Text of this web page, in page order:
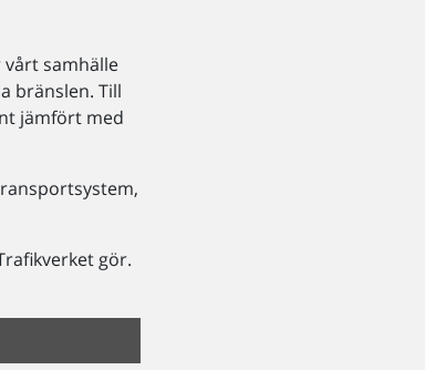
samhälle
bränslen. Till
jämfört med
gör.